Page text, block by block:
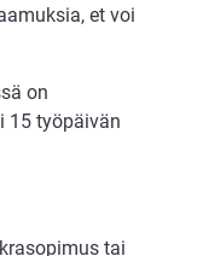
et voi
on
15 työpäivän
tai